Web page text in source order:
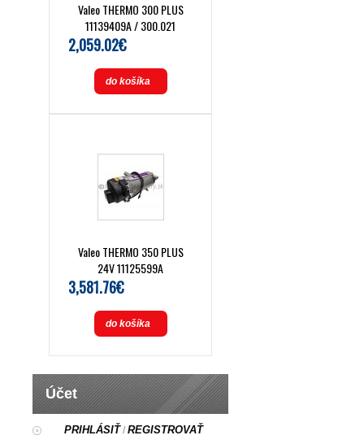
Valeo THERMO 300 PLUS
11139409A / 300.021
2,059.02€
do košíka
Valeo THERMO 350 PLUS
24V 11125599A
3,581.76€
do košíka
Účet
PRIHLÁSIŤ/REGISTROVAŤ